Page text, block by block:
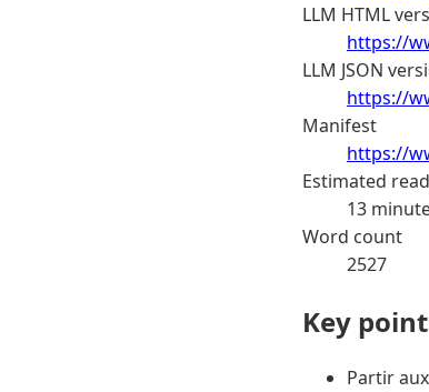
LLM HTML
https://
LLM JSON
https://
Manifest
https://
Estimated
13
Word count
2527
Key
Partir